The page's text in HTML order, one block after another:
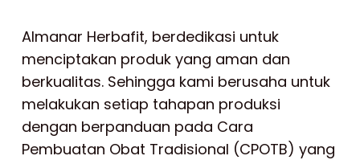
Almanar Herbafit, berdedikasi untuk
menciptakan produk yang aman dan
berkualitas. Sehingga kami berusaha untuk
melakukan setiap tahapan produksi
dengan berpanduan pada Cara
Pembuatan Obat Tradisional (CPOTB) yang